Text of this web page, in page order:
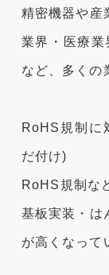
精密機器や産
業界・医療業
など、多くの
RoHS規制に
だ付け)
RoHS規制な
基板実装・は
が高くなって